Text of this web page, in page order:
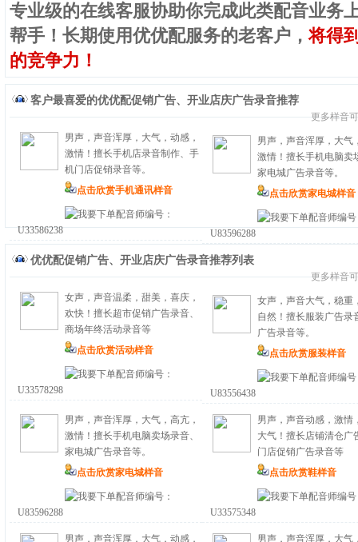
专业级的在线客服协助你完成此类配音业务
帮手！长期使用优优配服务的老客户，将得
的竞争力！
客户最喜爱的优优配促销广告、开业店庆广告录音推荐
更多样音可
男声，声音浑厚，大气，动感，
激情！擅长手机店录音制作、手
机门店促销录音等。
点击欣赏手机通讯样音
配音师编号：
U33586238
男声，声音浑厚，大气
激情！擅长手机电脑卖
家电城广告录音等。
点击欣赏家电城样音
配音师编
U83596288
优优配促销广告、开业店庆广告录音推荐列表
更多样音可
女声，声音温柔，甜美，喜庆，
欢快！擅长超市促销广告录音、
商场年终活动录音等
点击欣赏活动样音
配音师编号：
U33578298
女声，声音大气，稳重
自然！擅长服装广告录
广告录音等。
点击欣赏服装样音
配音师编
U83556438
男声，声音浑厚，大气，高亢，
激情！擅长手机电脑卖场录音、
家电城广告录音等。
点击欣赏家电城样音
配音师编号：
U83596288
男声，声音动感，激情
大气！擅长店铺清仓广
门店促销广告录音等
点击欣赏鞋样音
配音师编
U33575348
男声，声音浑厚，大气，动感，
男声，声音浑厚，大气